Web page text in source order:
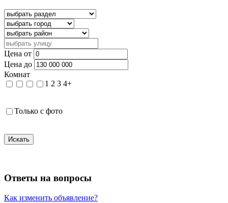
Цена от
Цена до
Комнат
1 2 3 4+
Только с фото
Искать
Ответы на вопросы
Как изменить объявление?